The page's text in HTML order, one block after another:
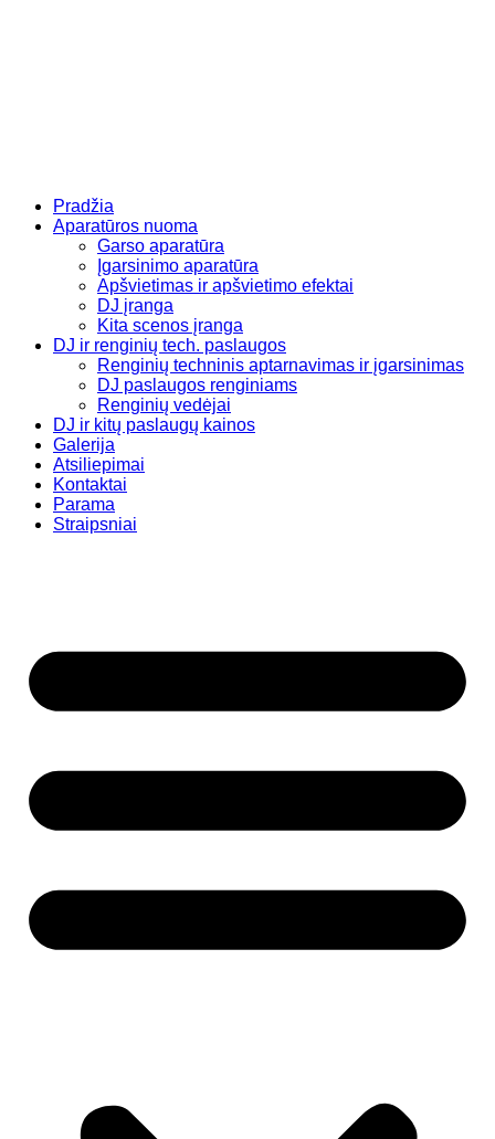
Pradžia
Aparatūros nuoma
Garso aparatūra
Įgarsinimo aparatūra
Apšvietimas ir apšvietimo efektai
DJ įranga
Kita scenos įranga
DJ ir renginių tech. paslaugos
Renginių techninis aptarnavimas ir įgarsinimas
DJ paslaugos renginiams
Renginių vedėjai
DJ ir kitų paslaugų kainos
Galerija
Atsiliepimai
Kontaktai
Parama
Straipsniai